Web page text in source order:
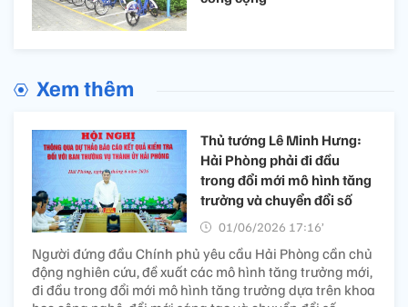
Xem thêm
Thủ tướng Lê Minh Hưng:
Hải Phòng phải đi đầu
trong đổi mới mô hình tăng
trưởng và chuyển đổi số
01/06/2026 17:16’
Người đứng đầu Chính phủ yêu cầu Hải Phòng cần chủ
động nghiên cứu, đề xuất các mô hình tăng trưởng mới,
đi đầu trong đổi mới mô hình tăng trưởng dựa trên khoa